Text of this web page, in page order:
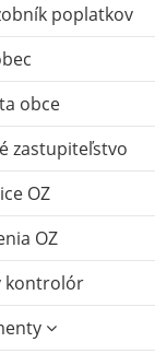
poplatkov
obce
zastupiteľstvo
OZ
OZ
kontrolór